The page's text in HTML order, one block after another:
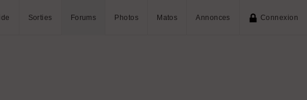
Sorties Forums Photos Matos Annonces Connexion